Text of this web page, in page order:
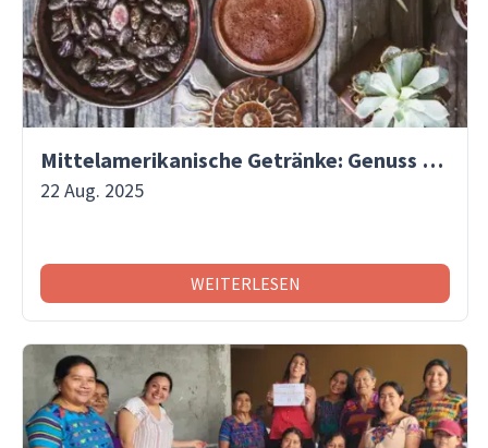
Mittelamerikanische Getränke: Genuss mit Tradition
22 Aug. 2025
WEITERLESEN